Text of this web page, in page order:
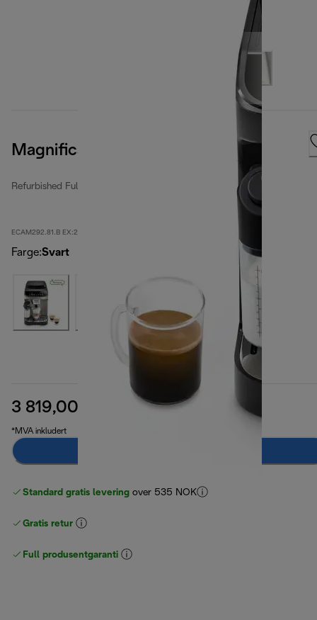
Magnifica Evo
Refurbished Fully Automatic Coffee Makers
ECAM292.81.B EX:2-second
Farge:Svart
3 819,00 kr 6 699,00 kropprinnelig pris 6 699,00 kr
(-43 %)
*MVA inkludert
Standard gratis levering over 535 NOK
Gratis retur
Full produsentgaranti